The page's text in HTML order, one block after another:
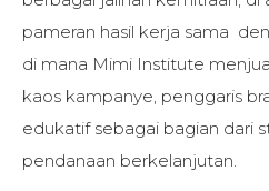
pameran hasil kerja sama
di mana Mimi Institute
kaos kampanye, penggaris
edukatif sebagai bagian dari
pendanaan berkelanjutan.